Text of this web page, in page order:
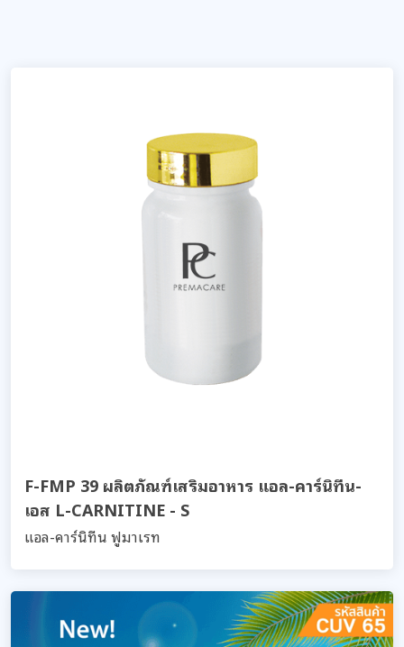
F-FMP 39 ผลิตภัณฑ์เสริมอาหาร แอล-คาร์นิทีน-
เอส L-CARNITINE - S
แอล-คาร์นิทีน ฟูมาเรท